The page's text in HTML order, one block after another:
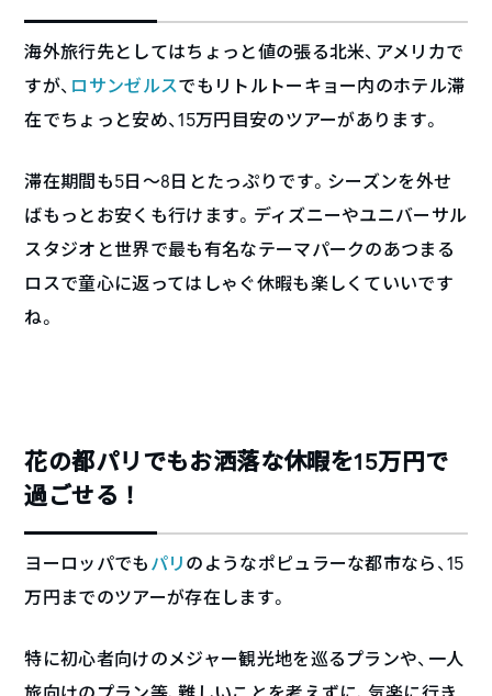
海外旅行先としてはちょっと値の張る北米、アメリカで
すが、 ロサンゼルスでもリトルトーキョー内のホテル滞
在でちょっと安め、15万円目安のツアーがあります。
滞在期間も5日〜8日とたっぷりです。シーズンを外せ
ばもっとお安くも行けます。ディズニーやユニバーサル
スタジオと世界で最も有名なテーマパークのあつまる
ロスで童心に返ってはしゃぐ休暇も楽しくていいです
ね。
花の都パリでもお洒落な休暇を15万円で
過ごせる！
ヨーロッパでもパリのようなポピュラーな都市なら、15
万円までのツアーが存在します。
特に初心者向けのメジャー観光地を巡るプランや、一人